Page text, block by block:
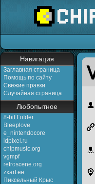
Навигация
Заглавная страница
Помощь по сайту
Свежие правки
Случайная страница
Любопытное
8-bit Folder
Bleeplove
e_nintendocore
idpixel.ru
chipmusic.org
vgmpf
retroscene.org
zxart.ee
Пиксельный Крыс